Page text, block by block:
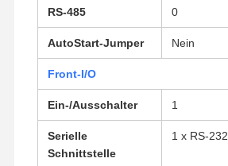
RS-485 0
AutoStart-Jumper Nein
Front-I/O
Ein-/Ausschalter 1
Serielle
Schnittstelle
1 x RS-232